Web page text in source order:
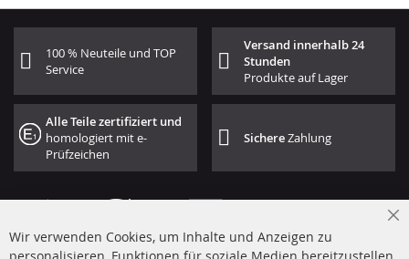
100 % Neuteile und TOP
Service
Versand innerhalb 24
Stunden
Produkte auf Lager
Alle Teile zertifiziert und
homologiert mit e-
Prüfzeichen
SichereZahlung
Wir verwenden Cookies, um Inhalte und Anzeigen zu